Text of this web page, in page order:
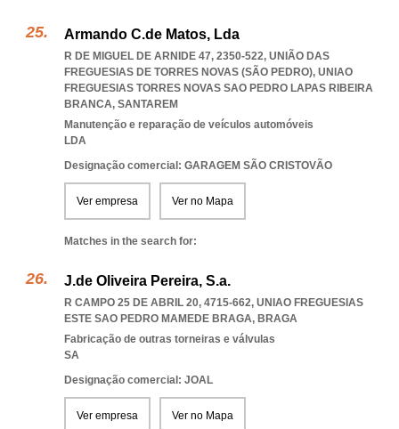
Armando C.de Matos, Lda
R DE MIGUEL DE ARNIDE 47, 2350-522, UNIÃO DAS
FREGUESIAS DE TORRES NOVAS (SÃO PEDRO), UNIAO
FREGUESIAS TORRES NOVAS SAO PEDRO LAPAS RIBEIRA
BRANCA, SANTAREM
Manutenção e reparação de veículos automóveis
LDA
Designação comercial: GARAGEM SÃO CRISTOVÃO
Ver empresa Ver no Mapa
Matches in the search for:
J.de Oliveira Pereira, S.a.
R CAMPO 25 DE ABRIL 20, 4715-662, UNIAO FREGUESIAS
ESTE SAO PEDRO MAMEDE BRAGA, BRAGA
Fabricação de outras torneiras e válvulas
SA
Designação comercial: JOAL
Ver empresa Ver no Mapa